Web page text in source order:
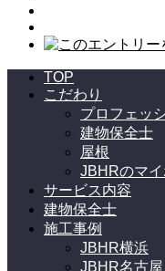
TOP
こだわり
プロフェッ
建物保全士
屋根
JBHRのマ
サービス内容
建物保全士
施工事例
JBHR横浜
JBHR名古屋